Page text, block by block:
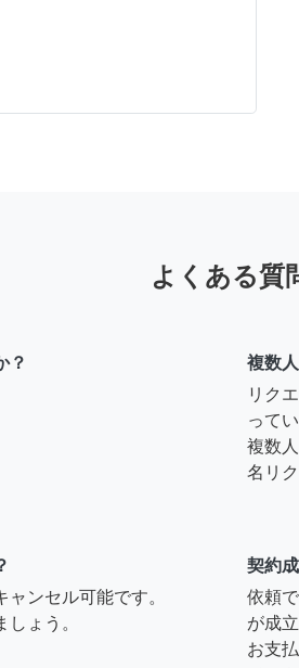
よくある質
？
複数
リク
って
複数
名リ
ンセル可能です。
ょう。
契約
依頼
が成
お支